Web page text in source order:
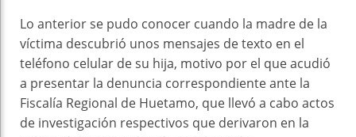
Lo anterior se pudo conocer cuando la madre de la
víctima descubrió unos mensajes de texto en el
teléfono celular de su hija, motivo por el que acudió
a presentar la denuncia correspondiente ante la
Fiscalía Regional de Huetamo, que llevó a cabo actos
de investigación respectivos que derivaron en la